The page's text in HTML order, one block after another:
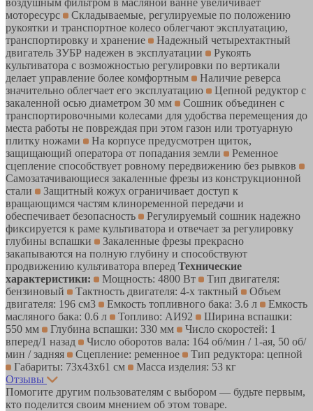
моторесурс
Складываемые, регулируемые по положению
рукоятки и транспортное колесо облегчают эксплуатацию,
транспортировку и хранение
Надежный четырехтактный
двигатель ЗУБР надежен в эксплуатации
Рукоять
культиватора с возможностью регулировки по вертикали
делает управление более комфортным
Наличие реверса
значительно облегчает его эксплуатацию
Цепной редуктор с
закаленной осью диаметром 30 мм
Сошник объединен с
транспортировочными колесами для удобства перемещения до
места работы не повреждая при этом газон или тротуарную
плитку ножами
На корпусе предусмотрен щиток,
защищающий оператора от попадания земли
Ременное
сцепление способствует ровному передвижению без рывков
Cамозатачивающиеся закаленные фрезы из конструкционной
стали
Защитный кожух ограничивает доступ к
вращающимся частям клиноременной передачи и
обеспечивает безопасность
Регулируемый сошник надежно
фиксируется к раме культиватора и отвечает за регулировку
глубины вспашки
Закаленные фрезы прекрасно
закапываются на полную глубину и способствуют
продвижению культиватора вперед Технические
характеристики:
Мощность: 4800 Вт
Тип двигателя:
бензиновый
Тактность двигателя: 4-х тактный
Объем
двигателя: 196 см3
Емкость топливного бака: 3.6 л
Емкость
масляного бака: 0.6 л
Топливо: АИ92
Ширина вспашки:
550 мм
Глубина вспашки: 330 мм
Число скоростей: 1
вперед/1 назад
Число оборотов вала: 164 об/мин / 1-ая, 50 об/
мин / задняя
Сцепление: ременное
Тип редуктора: цепной
Габариты: 73x43x61 см
Масса изделия: 53 кг
Отзывы
Помогите другим пользователям с выбором — будьте первым,
кто поделится своим мнением об этом товаре.